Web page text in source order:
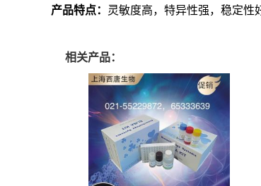
产品特点： 灵敏度高，特异性强，稳定性
相关产品：